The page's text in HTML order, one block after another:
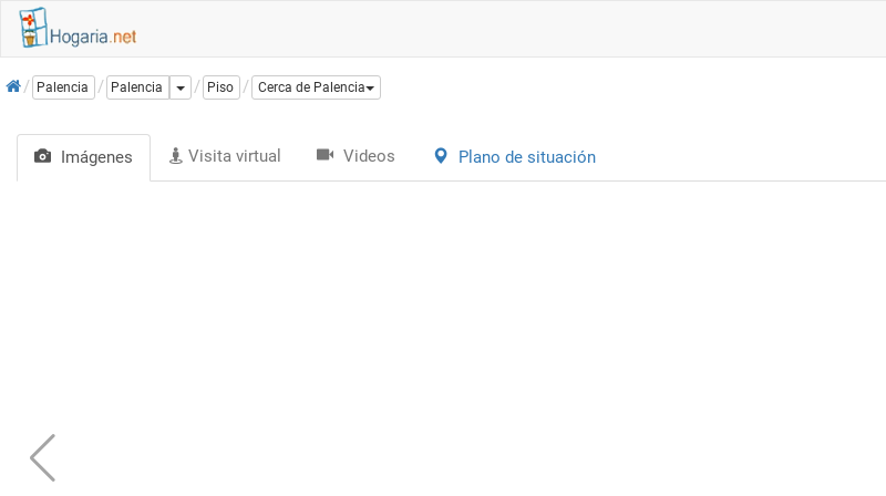
InicioPalencia Palencia Dropdown
Piso Cerca de Palencia
Imágenes Visita virtual Videos Plano de situación